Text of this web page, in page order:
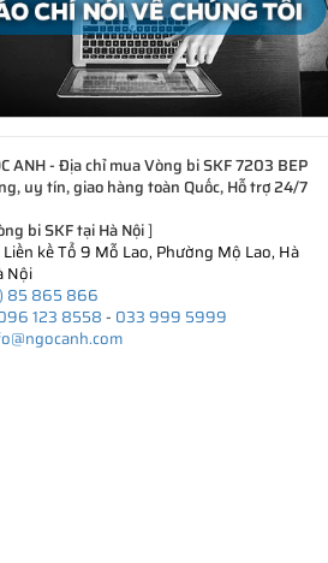
ANH - Địa chỉ mua Vòng bi SKF 7203 BEP
uy tín, giao hàng toàn Quốc, Hỗ trợ 24/7
bi SKF tại Hà Nội]
Liền kề Tổ 9 Mỗ Lao, Phường Mộ Lao, Hà
Nội
85 865 866
123 8558- 033 999 5999